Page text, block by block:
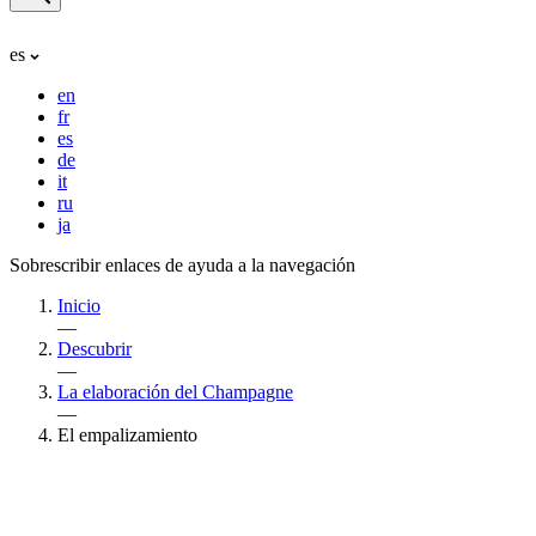
es
en
fr
es
de
it
ru
ja
Sobrescribir enlaces de ayuda a la navegación
Inicio
—
Descubrir
—
La elaboración del Champagne
—
El empalizamiento